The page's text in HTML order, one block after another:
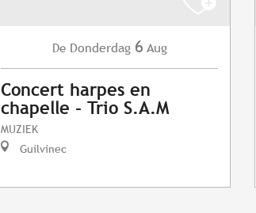
De Donderdag 6 Aug
Concert harpes en
chapelle - Trio S.A.M
MUZIEK
Guilvinec